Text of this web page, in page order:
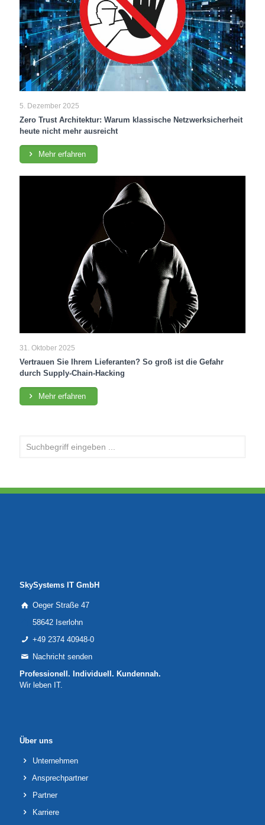
5. Dezember 2025
Zero Trust Architektur: Warum klassische Netzwerksicherheit
heute nicht mehr ausreicht
Mehr erfahren
31. Oktober 2025
Vertrauen Sie Ihrem Lieferanten? So groß ist die Gefahr
durch Supply-Chain-Hacking
Mehr erfahren
SkySystems IT GmbH
Oeger Straße 47
58642 Iserlohn
+49 2374 40948-0
Nachricht senden
Professionell. Individuell. Kundennah.
Wir leben IT.
Über uns
Unternehmen
Ansprechpartner
Partner
Karriere